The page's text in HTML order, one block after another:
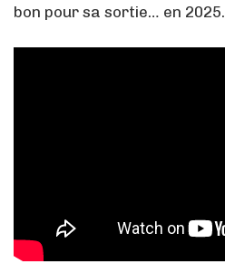
bon pour sa sortie… en 2025.